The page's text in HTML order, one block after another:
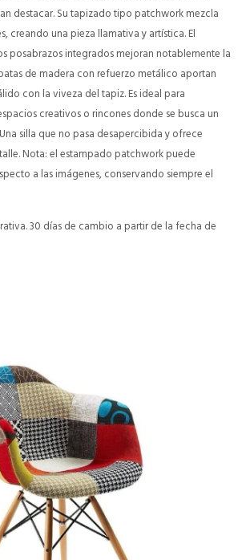
destacar. Su tapizado tipo patchwork mezcla
creando una pieza llamativa y artística. El
posabrazos integrados mejoran notablemente la
de madera con refuerzo metálico aportan
con la viveza del tapiz. Es ideal para
creativos o rincones donde se busca un
silla que no pasa desapercibida y ofrece
Nota: el estampado patchwork puede
a las imágenes, conservando siempre el
30 días de cambio a partir de la fecha de